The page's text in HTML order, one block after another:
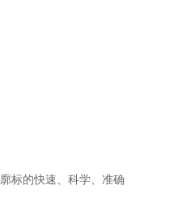
标的快速、科学、准确